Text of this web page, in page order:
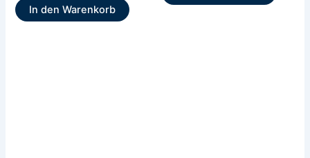
In den Warenkorb